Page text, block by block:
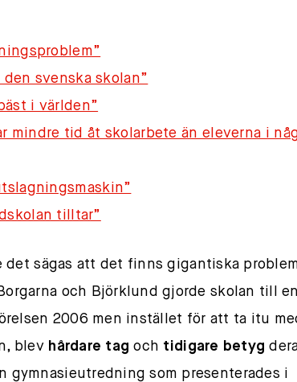
svenska skolan”
i världen”
mindre tid åt skolarbete än eleverna i
tilltar”
sägas att det finns gigantiska
och Björklund gjorde skolan till en
2006 men instället för att ta itu
blev hårdare tag och tidigare betyg
gymnasieutredning som presenterades i